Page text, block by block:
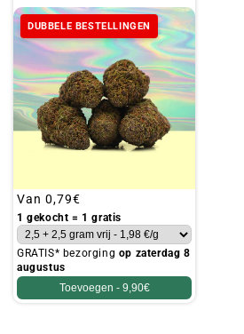
DUBBELE BESTELLINGEN
Gebruikelijke
prijs
Van 0,79€
1 gekocht = 1 gratis
GRATIS* bezorging op zaterdag 8
augustus
Toevoegen - 9,90€